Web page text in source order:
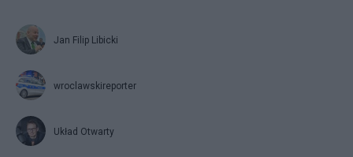
Jan Filip Libicki
wroclawskireporter
Układ Otwarty